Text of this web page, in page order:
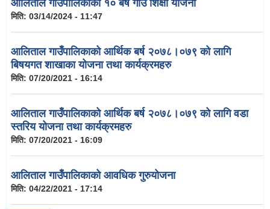
आलिताल गाउँपालिकाको १० बर्षे गाउँ शिक्षा योजना
मिति: 03/14/2024 - 11:47
आलिताल गाउँपालिकाको आर्थिक बर्ष २०७८।०७९ को लागि
बिषयगत शाखाका योजना तथा कार्यक्रमहरु
मिति: 07/20/2021 - 16:14
आलिताल गाउँपालिकाको आर्थिक बर्ष २०७८।०७९ को लागि वडा
स्तरिय योजना तथा कार्यक्रमहरु
मिति: 07/20/2021 - 16:09
आलिताल गाउँपालिकाको आवधिक गुरुयोजना
मिति: 04/22/2021 - 17:14